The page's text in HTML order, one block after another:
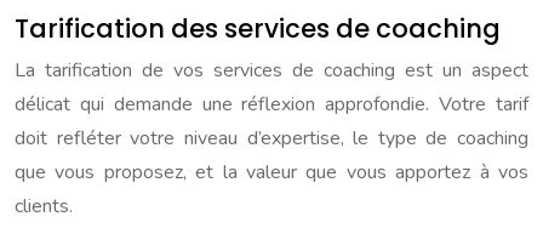
Tarification des services de coaching
La tarification de vos services de coaching est un aspect
délicat qui demande une réflexion approfondie. Votre tarif
doit refléter votre niveau d’expertise, le type de coaching
que vous proposez, et la valeur que vous apportez à vos
clients.